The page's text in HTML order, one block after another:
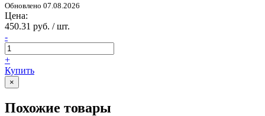
Обновлено 07.08.2026
Цена:
450.31 руб. / шт.
-
+
Купить
×
Похожие товары